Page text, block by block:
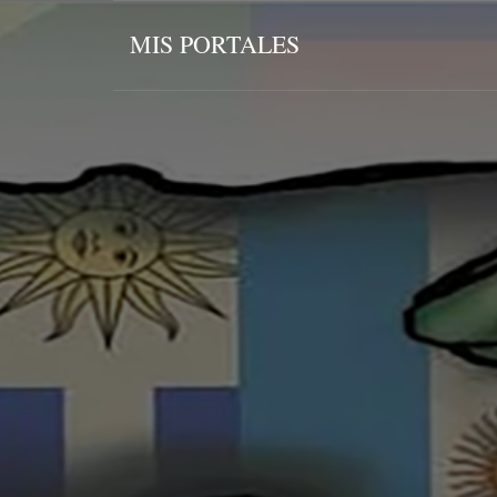
MIS PORTALES